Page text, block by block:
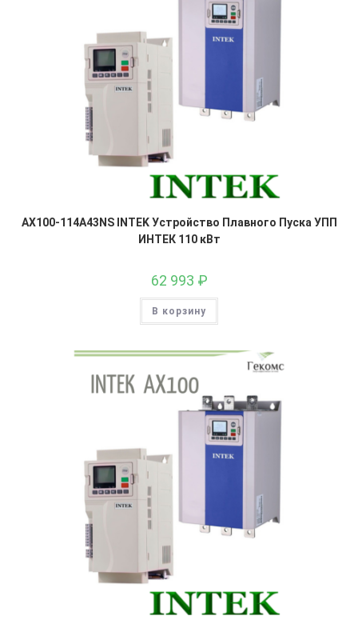
AX100-114A43NS INTEK Устройство Плавного Пуска УПП
ИНТЕК 110 кВт
62 993 ₽
В корзину